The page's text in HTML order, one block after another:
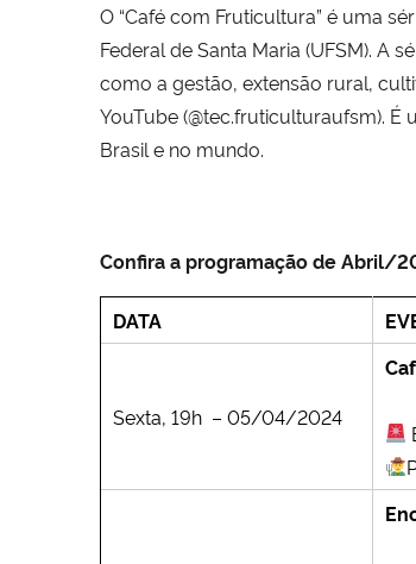
O “Café com Fruticultura” é uma
Federal de Santa Maria (UFSM). A
como a gestão, extensão rural,
YouTube (@tec.fruticulturaufsm).
Brasil e no mundo.
Confira a programação de Abril/
DATA
Sexta, 19h – 05/04/2024